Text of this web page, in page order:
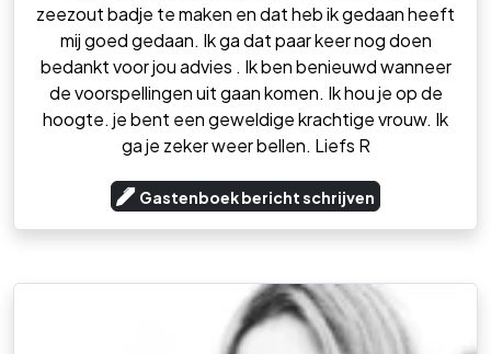
zeezout badje te maken en dat heb ik gedaan heeft
mij goed gedaan. Ik ga dat paar keer nog doen
bedankt voor jou advies . Ik ben benieuwd wanneer
de voorspellingen uit gaan komen. Ik hou je op de
hoogte. je bent een geweldige krachtige vrouw. Ik
ga je zeker weer bellen. Liefs R
Gastenboek bericht schrijven